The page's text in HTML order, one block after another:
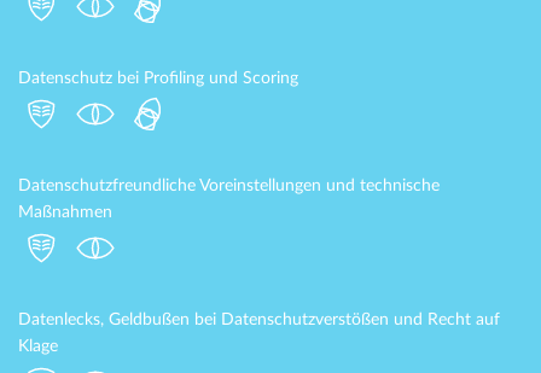
Datenschutz bei Profiling und Scoring
Datenschutzfreundliche Voreinstellungen und technische
Maßnahmen
Datenlecks, Geldbußen bei Datenschutzverstößen und Recht auf
Klage